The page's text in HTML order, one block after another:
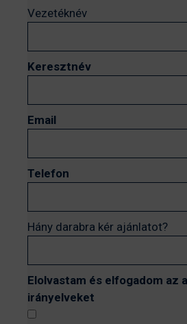
Vezetéknév
Keresztnév
Email
Telefon
Hány darabra kér ajánlatot?
Elolvastam és elfogadom az
irányelveket